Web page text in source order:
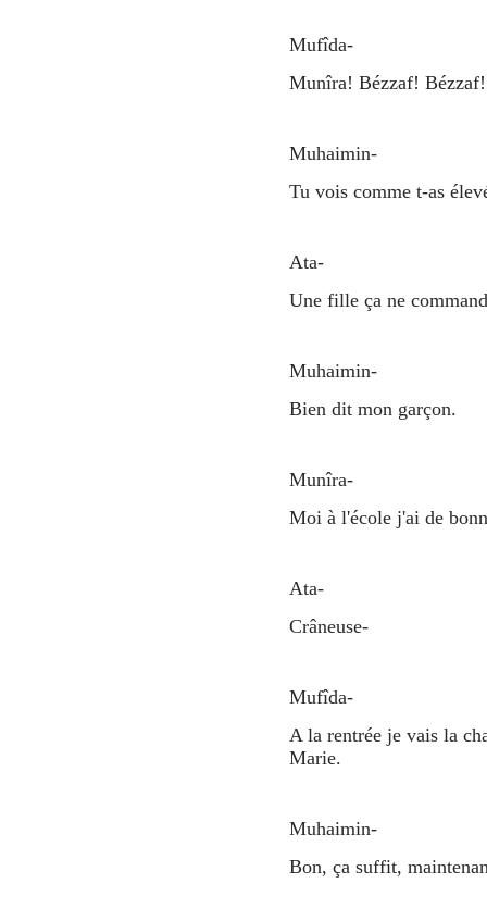
Mufîda-
Munîra! Bézzaf!
Muhaimin-
Tu vois comme t-as
Ata-
Une fille ça ne
Muhaimin-
Bien dit mon garçon.
Munîra-
Moi à l'école j'ai de
Ata-
Crâneuse-
Mufîda-
A la rentrée je vais la
Marie.
Muhaimin-
Bon, ça suffit,